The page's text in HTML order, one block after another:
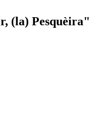
(la) Pesquèira"